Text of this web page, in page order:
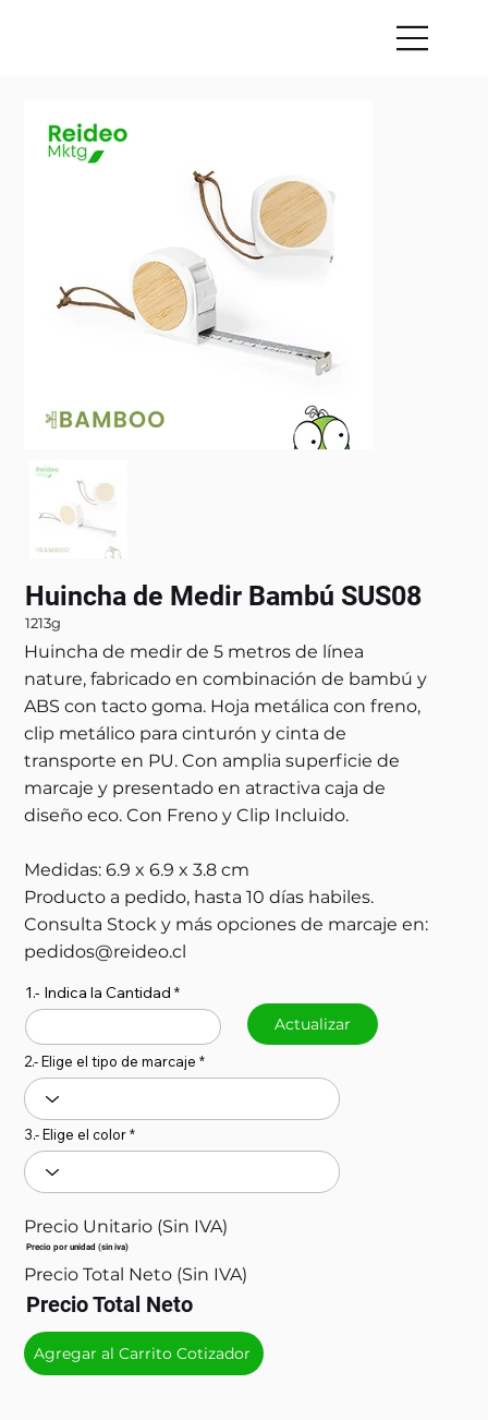
Huincha de Medir Bambú SUS08
1213g
Huincha de medir de 5 metros de línea
nature, fabricado en combinación de bambú y
ABS con tacto goma. Hoja metálica con freno,
clip metálico para cinturón y cinta de
transporte en PU. Con amplia superficie de
marcaje y presentado en atractiva caja de
diseño eco. Con Freno y Clip Incluido.
Medidas: 6.9 x 6.9 x 3.8 cm
Producto a pedido, hasta 10 días habiles.
Consulta Stock y más opciones de marcaje en:
pedidos@reideo.cl
1.- Indica la Cantidad
Actualizar
2.- Elige el tipo de marcaje
3.- Elige el color
Precio Unitario (Sin IVA)
Precio por unidad (sin iva)
Precio Total Neto (Sin IVA)
Precio Total Neto
Agregar al Carrito Cotizador